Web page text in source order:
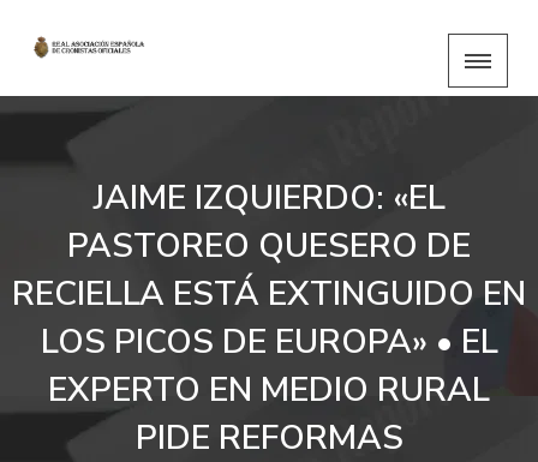
JAIME IZQUIERDO: «EL
PASTOREO QUESERO DE
RECIELLA ESTÁ EXTINGUIDO EN
LOS PICOS DE EUROPA» • EL
EXPERTO EN MEDIO RURAL
PIDE REFORMAS